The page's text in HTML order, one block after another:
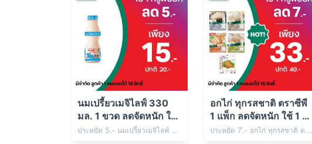
นมเปรี้ยวเมจิไลฟ์ 330
มล. 1 ขวด ลดจัดหนัก ใช้
1 ทรูพอยท์
ประหยัด 5.- นมเปรี้ยวเมจิไลฟ์ 330 มล. 1 ขวด เพียง 15.- ปกติ 20.- ใช้ 1 ทรูพอยท์
อกไก่ ทุกรสชาติ ตราซีพี
1 แพ็ก ลดจัดหนัก ใช้ 1 ทรู
พอยท์
ประหยัด 7.- อกไก่ ทุกรสชาติ ตราซีพี 1 แพ็ก เพียง 33.- ปกติ 40.- ใช้ 1 ทรูพอยท์